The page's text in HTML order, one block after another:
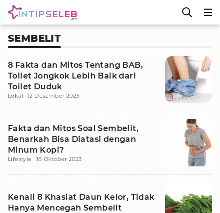
SEMBELIT
8 Fakta dan Mitos Tentang BAB,
Toilet Jongkok Lebih Baik dari
Toilet Duduk
Lokal 12 Desember 2023
Fakta dan Mitos Soal Sembelit,
Benarkah Bisa Diatasi dengan
Minum Kopi?
Lifestyle 18 Oktober 2023
Kenali 8 Khasiat Daun Kelor, Tidak
Hanya Mencegah Sembelit